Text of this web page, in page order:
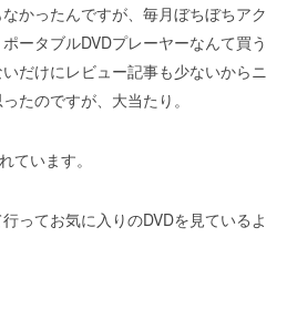
かったんですが、毎月ぼちぼちアク
ータブルDVDプレーヤーなんて買う
だけにレビュー記事も少ないからニ
たのですが、大当たり。
ています。
ってお気に入りのDVDを見ているよ